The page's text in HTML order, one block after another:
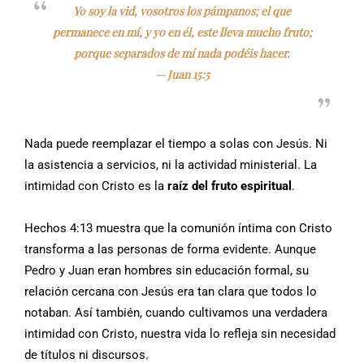
Yo soy la vid, vosotros los pámpanos; el que
permanece en mí, y yo en él, este lleva mucho fruto;
porque separados de mí nada podéis hacer.
—Juan 15:5
Nada puede reemplazar el tiempo a solas con Jesús. Ni
la asistencia a servicios, ni la actividad ministerial. La
intimidad con Cristo es la raíz del fruto espiritual .
Hechos 4:13 muestra que la comunión íntima con Cristo
transforma a las personas de forma evidente. Aunque
Pedro y Juan eran hombres sin educación formal, su
relación cercana con Jesús era tan clara que todos lo
notaban. Así también, cuando cultivamos una verdadera
intimidad con Cristo, nuestra vida lo refleja sin necesidad
de títulos ni discursos.